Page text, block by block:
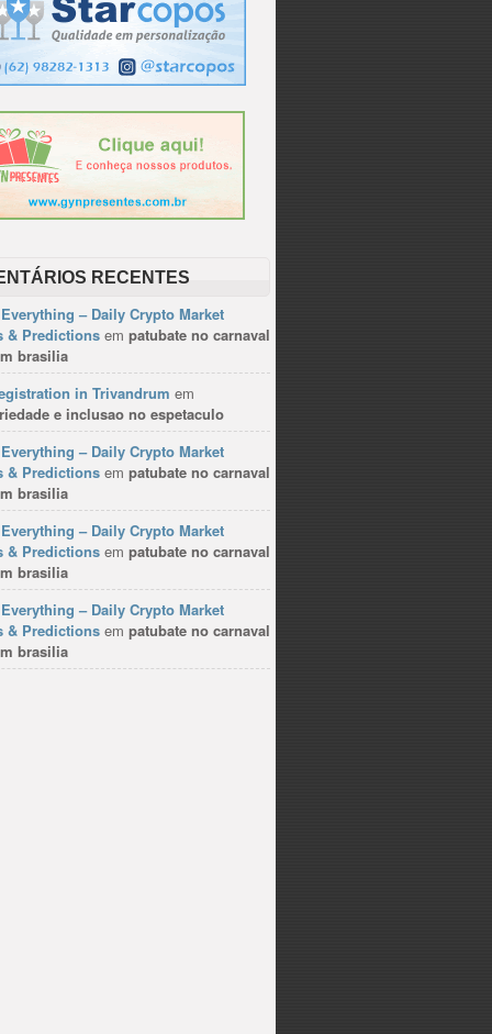
RECENTES
– Daily Crypto Market
& Predictions em patubate no carnaval
brasilia
in Trivandrum em
e inclusao no espetaculo
– Daily Crypto Market
& Predictions em patubate no carnaval
brasilia
– Daily Crypto Market
& Predictions em patubate no carnaval
brasilia
– Daily Crypto Market
& Predictions em patubate no carnaval
brasilia